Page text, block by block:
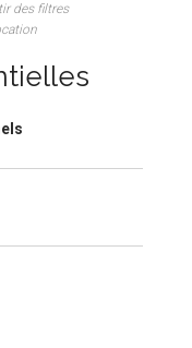
des filtres